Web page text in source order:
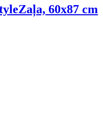
Zaļa, 60x87 cm